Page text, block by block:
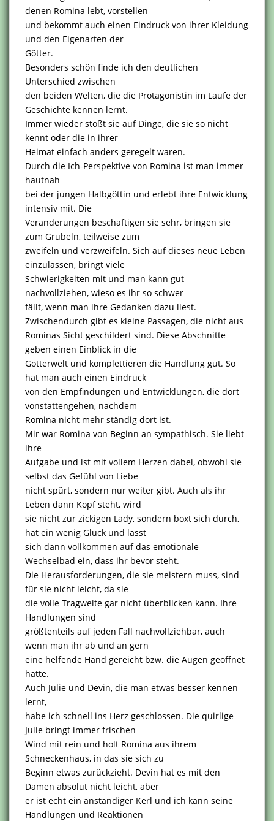
denen Romina lebt, vorstellen
und bekommt auch einen Eindruck von ihrer Kleidung
und den Eigenarten der
Götter.
Besonders schön finde ich den deutlichen
Unterschied zwischen
den beiden Welten, die die Protagonistin im Laufe der
Geschichte kennen lernt.
Immer wieder stößt sie auf Dinge, die sie so nicht
kennt oder die in ihrer
Heimat einfach anders geregelt waren.
Durch die Ich-Perspektive von Romina ist man immer
hautnah
bei der jungen Halbgöttin und erlebt ihre Entwicklung
intensiv mit. Die
Veränderungen beschäftigen sie sehr, bringen sie
zum Grübeln, teilweise zum
zweifeln und verzweifeln. Sich auf dieses neue Leben
einzulassen, bringt viele
Schwierigkeiten mit und man kann gut
nachvollziehen, wieso es ihr so schwer
fällt, wenn man ihre Gedanken dazu liest.
Zwischendurch gibt es kleine Passagen, die nicht aus
Rominas Sicht geschildert sind. Diese Abschnitte
geben einen Einblick in die
Götterwelt und komplettieren die Handlung gut. So
hat man auch einen Eindruck
von den Empfindungen und Entwicklungen, die dort
vonstattengehen, nachdem
Romina nicht mehr ständig dort ist.
Mir war Romina von Beginn an sympathisch. Sie liebt
ihre
Aufgabe und ist mit vollem Herzen dabei, obwohl sie
selbst das Gefühl von Liebe
nicht spürt, sondern nur weiter gibt. Auch als ihr
Leben dann Kopf steht, wird
sie nicht zur zickigen Lady, sondern boxt sich durch,
hat ein wenig Glück und lässt
sich dann vollkommen auf das emotionale
Wechselbad ein, dass ihr bevor steht.
Die Herausforderungen, die sie meistern muss, sind
für sie nicht leicht, da sie
die volle Tragweite gar nicht überblicken kann. Ihre
Handlungen sind
größtenteils auf jeden Fall nachvollziehbar, auch
wenn man ihr ab und an gern
eine helfende Hand gereicht bzw. die Augen geöffnet
hätte.
Auch Julie und Devin, die man etwas besser kennen
lernt,
habe ich schnell ins Herz geschlossen. Die quirlige
Julie bringt immer frischen
Wind mit rein und holt Romina aus ihrem
Schneckenhaus, in das sie sich zu
Beginn etwas zurückzieht. Devin hat es mit den
Damen absolut nicht leicht, aber
er ist echt ein anständiger Kerl und ich kann seine
Handlungen und Reaktionen